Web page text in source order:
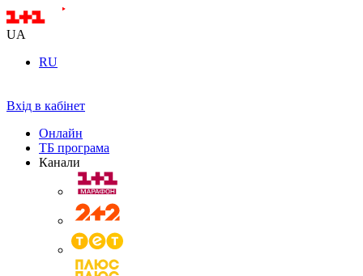
UA
RU
Вхід в кабінет
Онлайн
ТБ програма
Канали